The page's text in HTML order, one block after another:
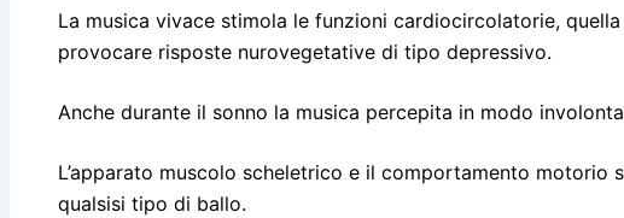
La musica vivace stimola le funzioni cardiocircolatorie,
provocare risposte nurovegetative di tipo depressivo.
Anche durante il sonno la musica percepita in modo
L’apparato muscolo scheletrico e il comportamento motorio
qualsisi tipo di ballo.